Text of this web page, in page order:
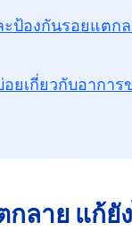
ป้องกันรอยแตก
ยเกี่ยวกับอาการ
ลาย แก้ยั